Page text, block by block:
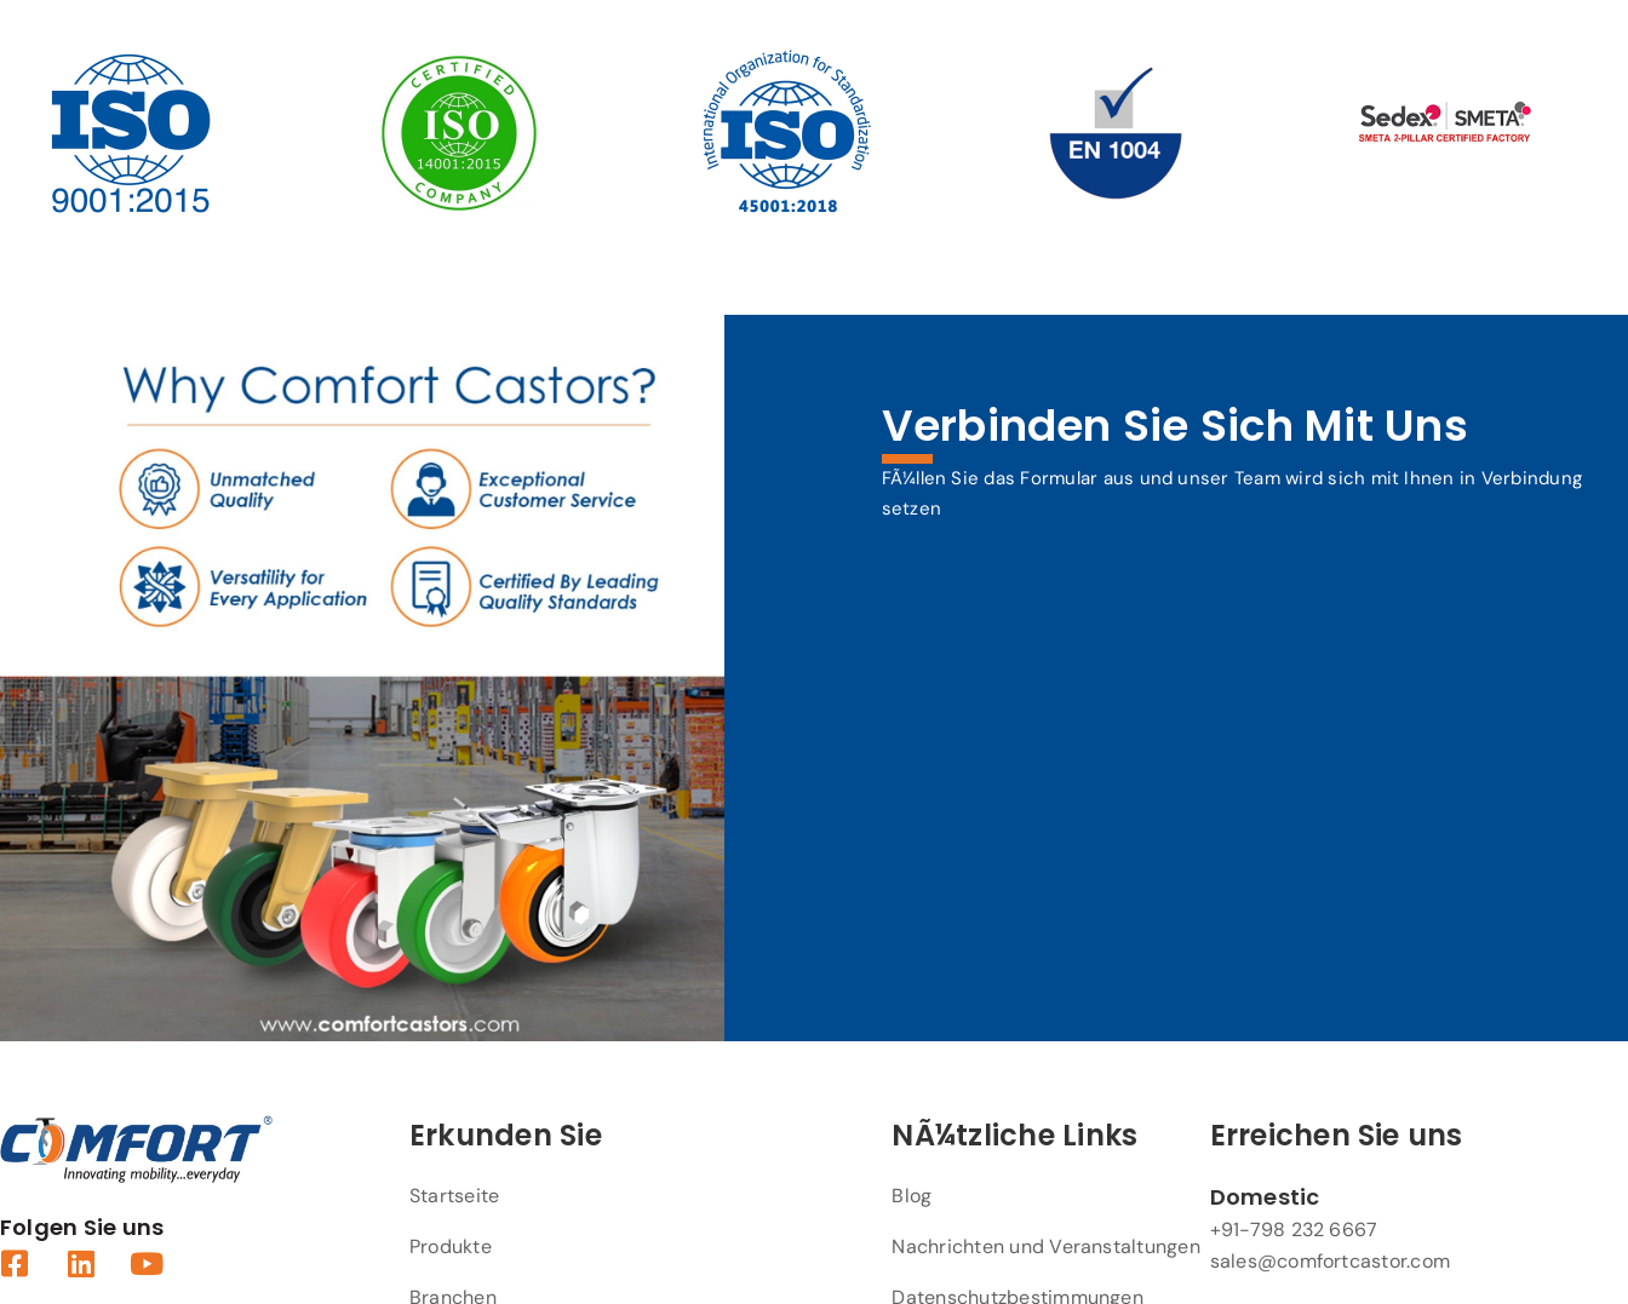
Verbinden Sie Sich Mit Uns
FÃ¼llen Sie das Formular aus und unser Team wird sich mit Ihnen in Verbindung
setzen
Folgen Sie uns
Erkunden Sie
Startseite
Produkte
Branchen
NÃ¼tzliche Links
Blog
Nachrichten und Veranstaltungen
Datenschutzbestimmungen
Erreichen Sie uns
Domestic
+91-798 232 6667
sales@comfortcastor.com